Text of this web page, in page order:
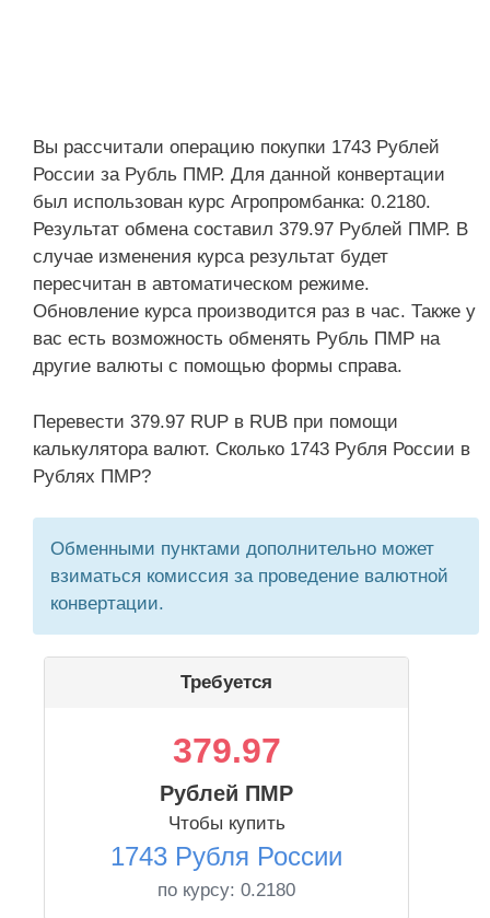
Вы рассчитали операцию покупки 1743 Рублей
России за Рубль ПМР. Для данной конвертации
был использован курс Агропромбанка: 0.2180.
Результат обмена составил 379.97 Рублей ПМР. В
случае изменения курса результат будет
пересчитан в автоматическом режиме.
Обновление курса производится раз в час. Также у
вас есть возможность обменять Рубль ПМР на
другие валюты с помощью формы справа.
Перевести 379.97 RUP в RUB при помощи
калькулятора валют. Сколько 1743 Рубля России в
Рублях ПМР?
Обменными пунктами дополнительно может
взиматься комиссия за проведение валютной
конвертации.
Требуется
379.97
Рублей ПМР
Чтобы купить
1743 Рубля России
по курсу: 0.2180